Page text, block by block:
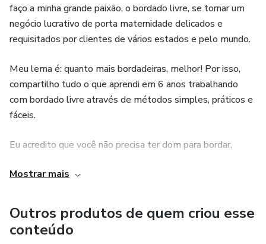
faço a minha grande paixão, o bordado livre, se tornar um
negócio lucrativo de porta maternidade delicados e
requisitados por clientes de vários estados e pelo mundo.
Meu lema é: quanto mais bordadeiras, melhor! Por isso,
compartilho tudo o que aprendi em 6 anos trabalhando
com bordado livre através de métodos simples, práticos e
fáceis.
Eu acredito que você não precisa ter dom para bordar,
meu novo curso Segredos do Bordado Livre oferece: um
criar uma renda com bordado.
Mostrar mais
Outros produtos de quem criou esse
conteúdo